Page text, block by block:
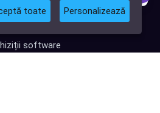
pentru compania mea IT
software
toate Personalizează